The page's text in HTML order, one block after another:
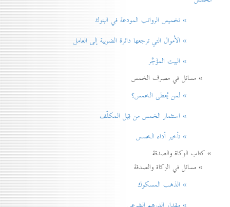
» تخميس الرواتب المودعة في البنوك
» الأموال التي ترجعها دائرة الضريبة إلی العامل
» البيت المؤَجَّر
» مسائل في مصرف الخمس
» لمن يُعطی الخمس؟
» استثمار الخمس من قِبَل المكلّف
» تأخير أداء الخمس
» كتاب الزكاة والصدقة
» مسائل في الزكاة والصدقة
» الذهب المسكوك